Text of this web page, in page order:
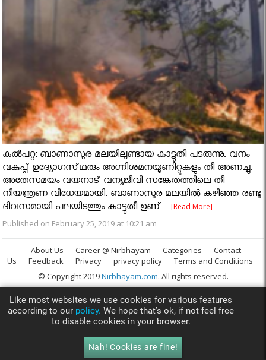
കൽപറ്റ: ബാണാസുര മലയിലുണ്ടായ കാട്ടുതീ പടരുന്നു. വനം
വകുപ്പ് ഉദ്യോഗസ്‌ഥരും അഗ്നിശമനയൂണിറ്റുകളും തീ അണച്ചു.
അതേസമയം വയനാട് വന്യജീവി സങ്കേതത്തിലെ തീ
നിയന്ത്രണ വിധേയമായി. ബാണാസുര മലയിൽ കഴിഞ്ഞ രണ്ടു
ദിവസമായി പലയിടത്തും കാട്ടുതീ ഉണ്...[Read More]
Published on February 25, 2019 at 10:21 am
About Us Career @ Nirbhayam Categories
Contact
Us
Feedback Privacy privacy policy
Terms and Conditions
© Copyright 2019Nirbhayam.com. All rights reserved.
Like most websites we use cookies for various features
according to our policy. We hope that’s ok, if not feel free
to disable cookies in your browser.
Nah! Cookies are fine!